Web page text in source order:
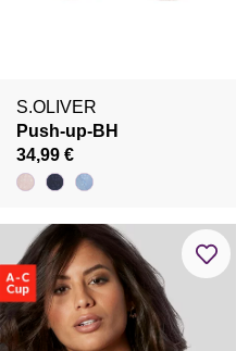
S.OLIVER
Push-up-BH
34,99 €